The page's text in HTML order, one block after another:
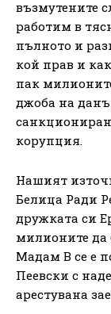
възмутените
работим в
пълното и
кой прав и
пак
джоба на
корупция.
Нашият
Белица Ради
дружката си
милионите да
Мадам В се е
Пеевски с
арестувана